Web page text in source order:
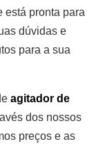
está pronta para
dúvidas e
para a sua
agitador de
dos nossos
preços e as